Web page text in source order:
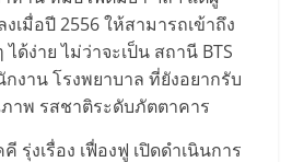
เมื่อปี 2556 ให้สามารถเข้าถึง
ด้ง่าย ไม่ว่าจะเป็น สถานี BTS
งาน โรงพยาบาล ที่ยังอยากรับ
พ รสชาติระดับภัตตาคาร
รุ่งเรื่อง เฟื่องฟู เปิดดำเนินการ